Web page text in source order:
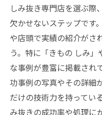
しみ抜き専門店を選ぶ際
欠かせないステップです
や店頭で実績の紹介がさ
う。特に「きもの しみ
な事例が豊富に掲載され
功事例の写真やその詳細
だけの技術力を持ってい
み抜きの成功率や処理に